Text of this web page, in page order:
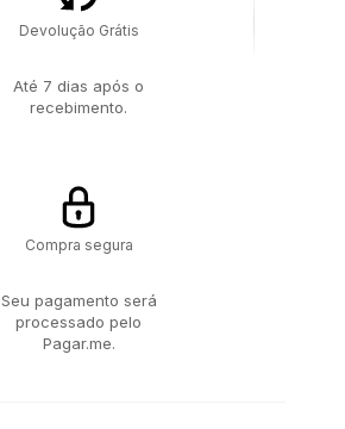
Devolução Grátis
Até 7 dias após o
recebimento.
Compra segura
Seu pagamento será
processado pelo
Pagar.me.